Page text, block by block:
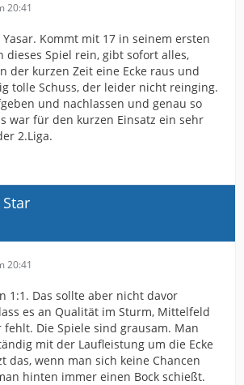
20:41
Yasar. Kommt mit 17 in seinem ersten
dieses Spiel rein, gibt sofort alles,
der kurzen Zeit eine Ecke raus und
tolle Schuss, der leider nicht reinging.
und nachlassen und genau so
war für den kurzen Einsatz ein sehr
2.Liga.
20:41
1:1. Das sollte aber nicht davor
es an Qualität im Sturm, Mittelfeld
Die Spiele sind grausam. Man
mit der Laufleistung um die Ecke
das, wenn man sich keine Chancen
hinten immer einen Bock schießt.